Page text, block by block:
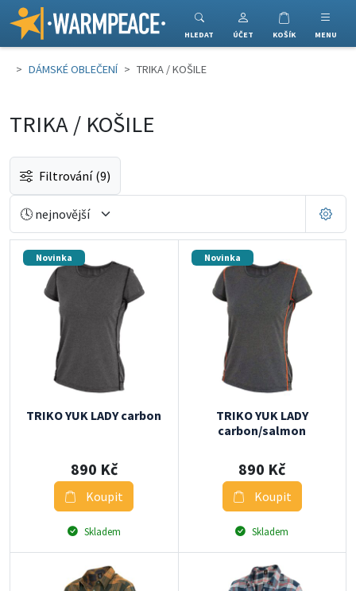
Warmpeace
HLEDAT ÚČET KOŠÍK MENU
DÁMSKÉ OBLEČENÍ TRIKA / KOŠILE
TRIKA / KOŠILE
Filtrování (9)
Novinka
TRIKO YUK LADY carbon
890 Kč
Koupit
Skladem
Novinka
TRIKO YUK LADY
carbon/salmon
890 Kč
Koupit
Skladem